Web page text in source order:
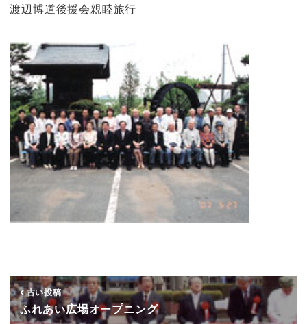
渡辺博道後援会親睦旅行
古い投稿
ふれあい広場オープニング